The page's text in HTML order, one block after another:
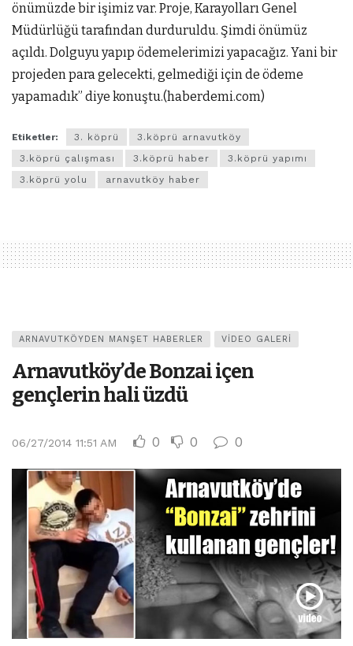
önümüzde bir işimiz var. Proje, Karayolları Genel
Müdürlüğü tarafından durduruldu. Şimdi önümüz
açıldı. Dolguyu yapıp ödemelerimizi yapacağız. Yani bir
projeden para gelecekti, gelmediği için de ödeme
yapamadık” diye konuştu.(haberdemi.com)
Etiketler: 3. köprü
3.köprü arnavutköy
3.köprü çalışması
3.köprü haber
3.köprü yapımı
3.köprü yolu
arnavutköy haber
ARNAVUTKÖYDEN MANŞET HABERLER VIDEO GALERI
Arnavutköy’de Bonzai içen
gençlerin hali üzdü
06/27/2014 11:51 AM 0 0 0